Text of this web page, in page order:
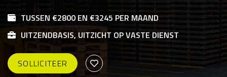
TUSSEN €2800 EN €3245 PER MAAND
UITZENDBASIS, UITZICHT OP VASTE DIENST
SOLLICITEER